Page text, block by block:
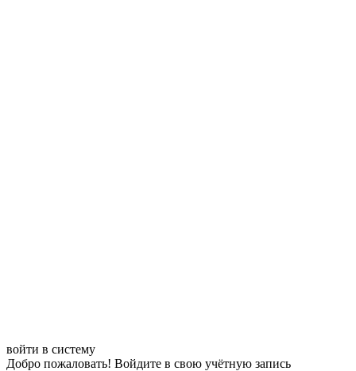
войти в систему
Добро пожаловать! Войдите в свою учётную запись